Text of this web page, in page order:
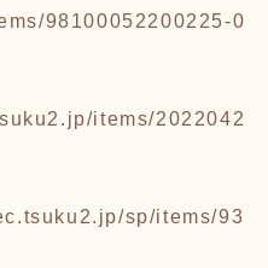
98100052200225-0
items/2022042
sp/items/93